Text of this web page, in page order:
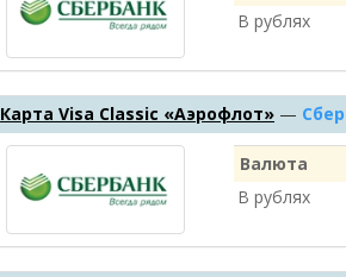
В рублях
Карта Visa Classic «Аэрофлот» —
Валюта
В рублях